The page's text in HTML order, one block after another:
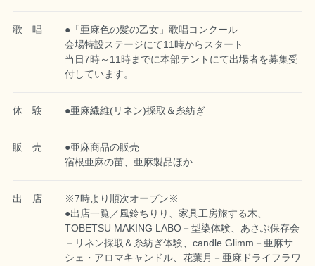
歌 唱
●「亜麻色の髪の乙女」歌唱コンクール
会場特設ステージにて11時からスタート
当日7時～11時までに本部テントにて出場者を募集受
付しています。
体 験 ●亜麻繊維(リネン)採取＆糸紡ぎ
販 売
●亜麻商品の販売
宿根亜麻の苗、亜麻製品ほか
出 店
※7時より順次オープン※
●出店一覧／風鈴ちりり、家具工房旅する木、
TOBETSU MAKING LABO－型染体験、あさぶ保存会
－リネン採取＆糸紡ぎ体験、candle Glimm－亜麻サ
シェ・アロマキャンドル、花葉月－亜麻ドライフラワ